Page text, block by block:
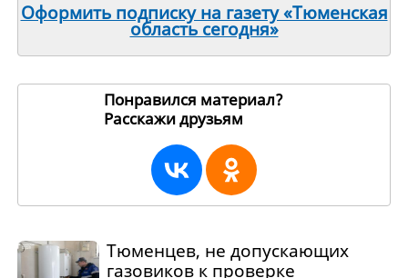
Оформить подписку на газету «Тюменская
область сегодня»
Понравился материал?
Расскажи друзьям
Тюменцев, не допускающих
газовиков к проверке